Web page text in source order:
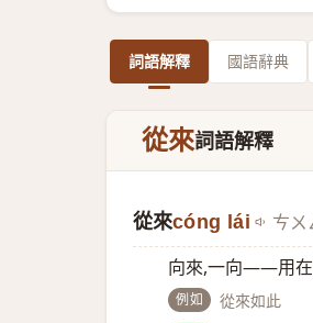
詞語解釋 國語辭典
從來詞語解釋
從來cóng lái ㄘㄨ
向來,一向——用在
例如 從來如此